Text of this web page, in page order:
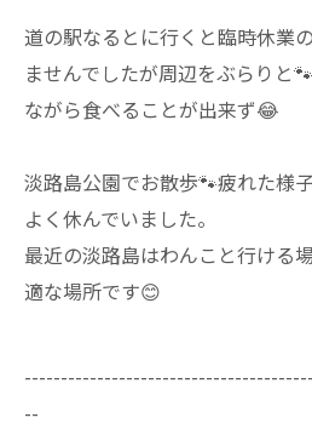
道の駅なるとに行くと臨時休業
ませんでしたが周辺をぶらりと
ながら食べることが出来ず😂
淡路島公園でお散歩🐾疲れた様
よく休んでいました。
最近の淡路島はわんこと行ける
適な場所です😊
--